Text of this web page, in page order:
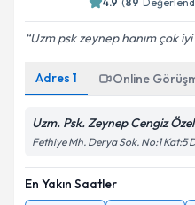
Uzm psk zeynep hanım çok iyi
Adres 1 Online
Uzm. Psk. Zeynep Cengiz
Fethiye Mh. Derya Sok. No:1 Kat:5
En Yakın Saatler